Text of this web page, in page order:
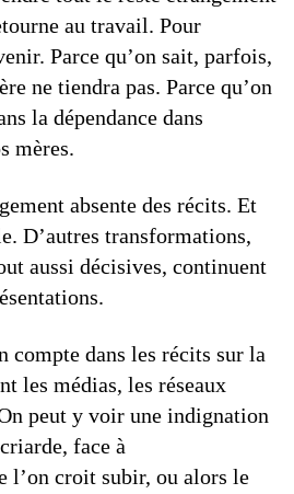
au travail. Pour
Parce qu’on sait, parfois,
ne tiendra pas. Parce qu’on
la dépendance dans
mères.
absente des récits. Et
D’autres transformations,
aussi décisives, continuent
compte dans les récits sur la
les médias, les réseaux
peut y voir une indignation
face à
l’on croit subir, ou alors le